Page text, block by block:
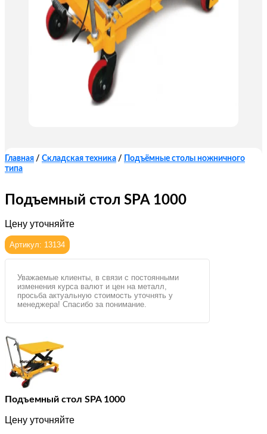
Главная / Складская техника /
Подъёмные столы ножничного
типа
Подъемный стол SPA 1000
Цену уточняйте
Артикул: 13134
Уважаемые клиенты, в связи с постоянными
изменения курса валют и цен на металл,
просьба актуальную стоимость уточнять у
менеджера! Спасибо за понимание.
Подъемный стол SPA 1000
Цену уточняйте